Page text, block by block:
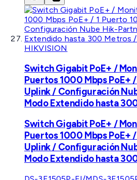
HIKVISION
Switch Gigabit PoE+ /
Puertos 1000 Mbps PoE+
Uplink / Configuración
Modo Extendido hasta
Switch Gigabit PoE+ /
Puertos 1000 Mbps PoE+
Uplink / Configuración
Modo Extendido hasta